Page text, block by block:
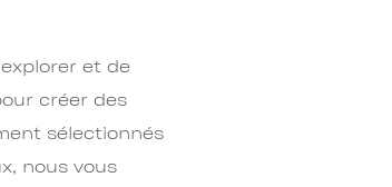
et de
créer des
sélectionnés
nous vous